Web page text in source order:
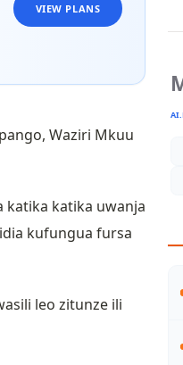
VIEW PLANS
Waziri Mkuu
katika katika uwanja
kufungua fursa
leo zitunze ili